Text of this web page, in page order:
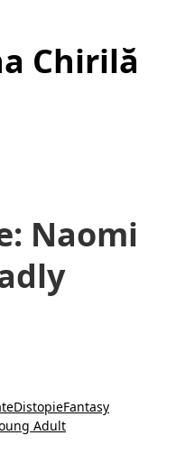
Chirilă
Naomi
DistopieFantasy
Adult